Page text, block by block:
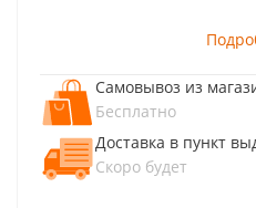
Самовывоз из
Бесплатно
Доставка в пункт
Скоро будет